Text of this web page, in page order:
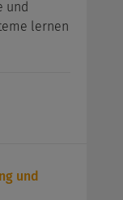
und
lernen
und